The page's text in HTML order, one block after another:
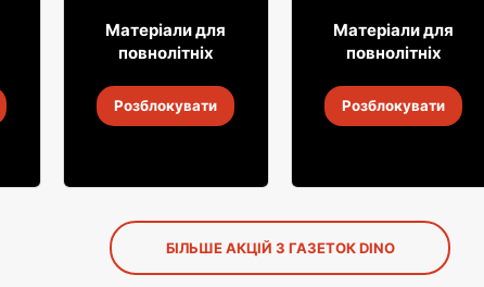
39 99
30 лип. 6 серп. 2026
Матеріали для
повнолітніх
Розблокувати
49
30 лип. 6 серп. 2026
Матеріали для
повнолітніх
Розблокувати
БІЛЬШЕ АКЦІЙ З ГАЗЕТОК DINO